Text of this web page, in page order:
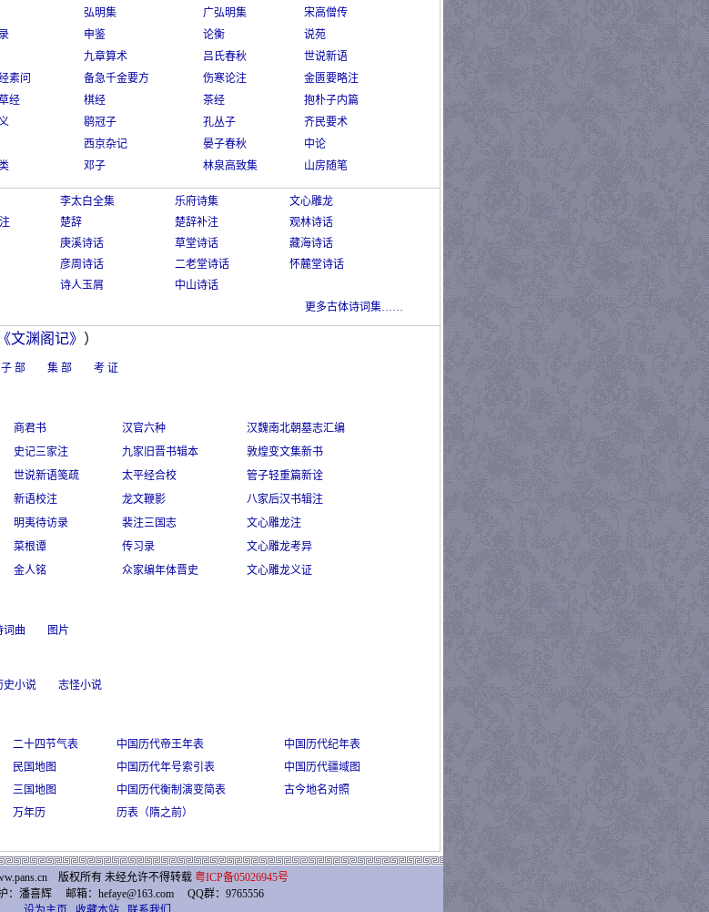
弘明集 广弘明集
宋高僧传
申鉴 论衡
说苑
九章算术 吕氏春秋
世说新语
素问 备急千金要方 伤寒论注
金匮要略注
经 棋经 茶经
抱朴子内篇
鹖冠子 孔丛子
齐民要术
西京杂记 晏子春秋
中论
邓子 林泉高致集 山房随笔
李太白全集 乐府诗集
文心雕龙
楚辞 楚辞补注
观林诗话
庚溪诗话 草堂诗话
藏海诗话
彦周诗话 二老堂诗话
怀麓堂诗话
诗人玉屑
中山诗话
更多古体诗词集……
文渊阁记》 ）
子 部 集 部 考 证
商君书 汉官六种
汉魏南北朝墓志汇编
史记三家注 九家旧晋书辑本
敦煌变文集新书
世说新语笺疏 太平经合校
管子轻重篇新诠
新语校注 龙文鞭影
八家后汉书辑注
明夷待访录 裴注三国志
文心雕龙注
菜根谭 传习录
文心雕龙考异
金人铭 众家编年体晋史 文心雕龙义证
词曲 图片
史小说 志怪小说
二十四节气表 中国历代帝王年表
中国历代纪年表
民国地图 中国历代年号索引表
中国历代疆域图
三国地图 中国历代衡制演变简表
古今地名对照
万年历 历表（隋之前）
版权所有 未经允许不得转载 粤ICP备05026945号
：潘喜辉 邮箱：hefaye@163.com QQ群：9765556